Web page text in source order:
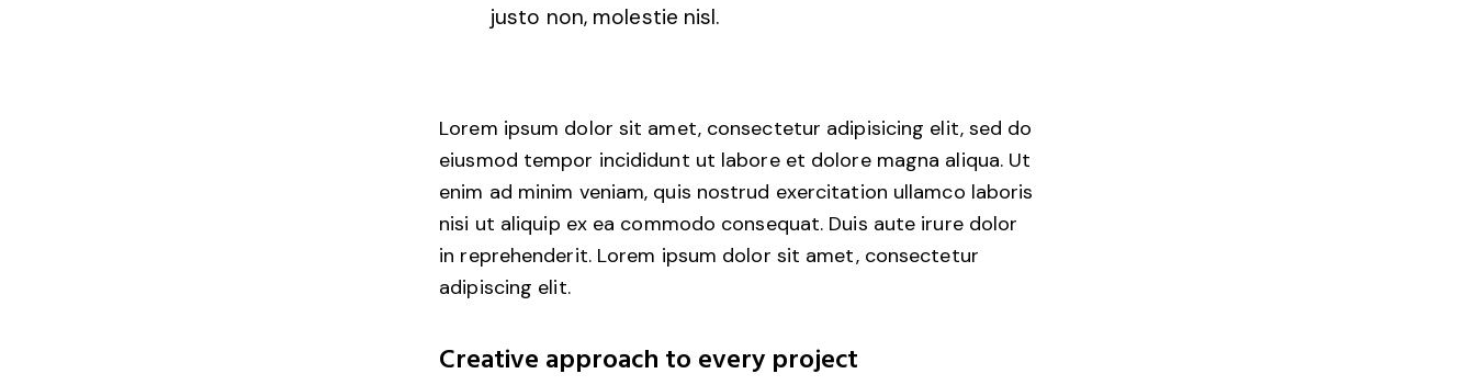
justo non, molestie nisl.
Lorem ipsum dolor sit amet, consectetur adipisicing elit, sed do
eiusmod tempor incididunt ut labore et dolore magna aliqua. Ut
enim ad minim veniam, quis nostrud exercitation ullamco laboris
nisi ut aliquip ex ea commodo consequat. Duis aute irure dolor
in reprehenderit. Lorem ipsum dolor sit amet, consectetur
adipiscing elit.
Creative approach to every project